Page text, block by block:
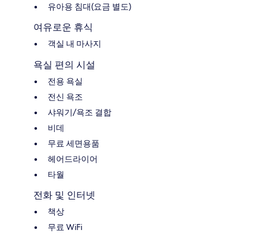
유아용 침대(요금 별도)
여유로운 휴식
객실 내 마사지
욕실 편의 시설
전용 욕실
전신 욕조
샤워기/욕조 결합
비데
무료 세면용품
헤어드라이어
타월
전화 및 인터넷
책상
무료 WiFi